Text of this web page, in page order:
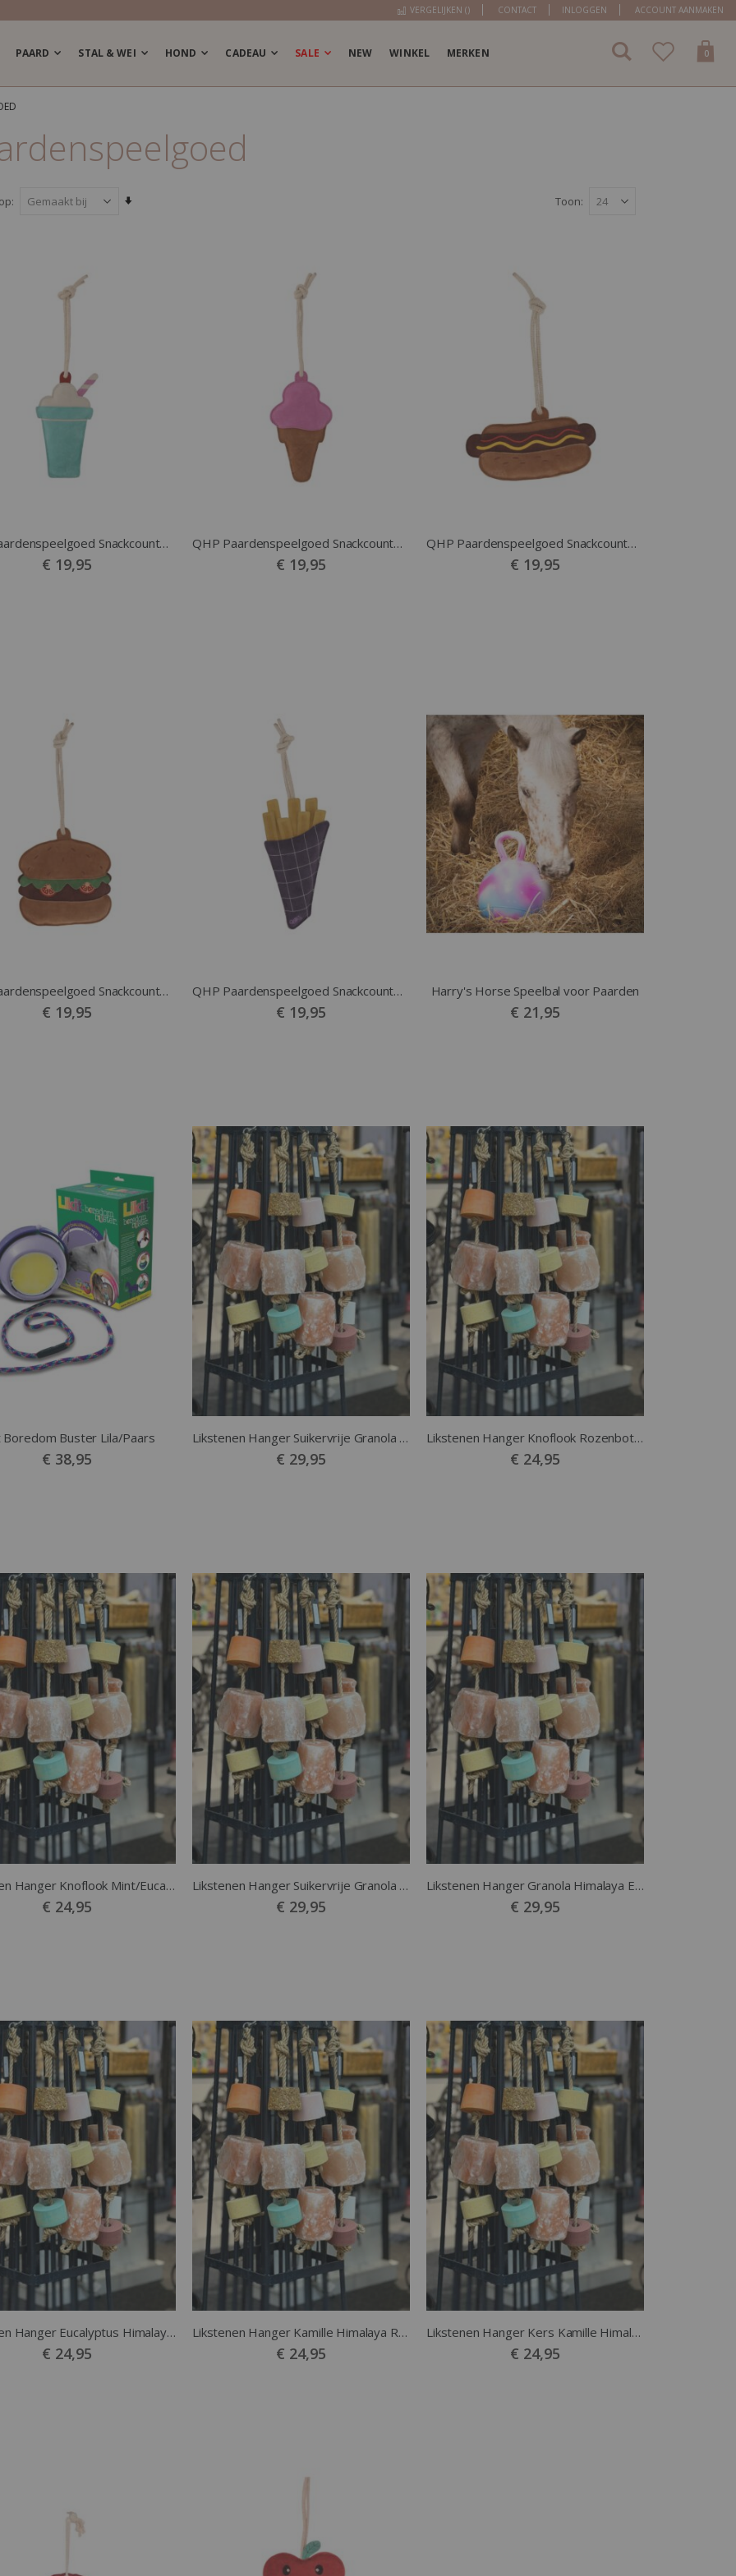
VERGELIJKEN () CONTACT INLOGGEN ACCOUNT AANMAKEN
PAARD STAL & WEI HOND CADEAU SALE NEW WINKEL MERKEN
Cart
0items
Toon
QHP Paardenspeelgoed Snackcounter Milkshake
€ 19,95
QHP Paardenspeelgoed Snackcounter Ice Cream
€ 19,95
QHP Paardenspeelgoed Snackcounter Hotdog
€ 19,95
QHP Paardenspeelgoed Snackcounter Hamburger
€ 19,95
QHP Paardenspeelgoed Snackcounter Friet
€ 19,95
Harry's Horse Speelbal voor Paarden
€ 21,95
Boredom Buster Lila/Paars
€ 38,95
Likstenen Hanger Suikervrije Granola Appel
€ 29,95
Likstenen Hanger Knoflook Rozenbottel
€ 24,95
Likstenen Hanger Knoflook Mint/Eucalyptus
€ 24,95
Likstenen Hanger Suikervrije Granola Kamille
€ 29,95
Likstenen Hanger Granola Himalaya Eucalyptus
€ 29,95
Likstenen Hanger Eucalyptus Himalaya Mint
€ 24,95
Likstenen Hanger Kamille Himalaya Rozenbottel
€ 24,95
Likstenen Hanger Kers Kamille Himalaya
€ 24,95